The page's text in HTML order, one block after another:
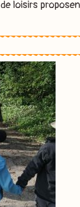
loisirs